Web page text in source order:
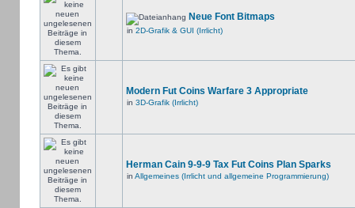
Neue Font Bitmaps
in 2D-Grafik & GUI (Irrlicht)
Modern Fut Coins Warfare 3 Appropriate
in 3D-Grafik (Irrlicht)
Herman Cain 9-9-9 Tax Fut Coins Plan Sparks
in Allgemeines (Irrlicht und allgemeine Programmierung)